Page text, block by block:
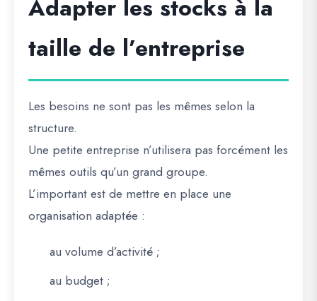
Adapter les stocks à la
taille de l’entreprise
Les besoins ne sont pas les mêmes selon la
structure.
Une petite entreprise n’utilisera pas forcément les
mêmes outils qu’un grand groupe.
L’important est de mettre en place une
organisation adaptée :
au volume d’activité ;
au budget ;